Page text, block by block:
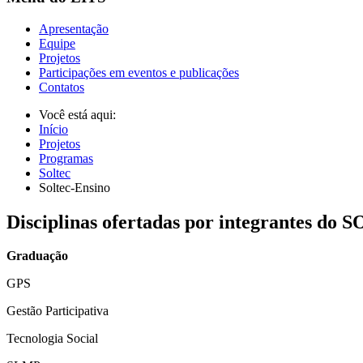
Apresentação
Equipe
Projetos
Participações em eventos e publicações
Contatos
Você está aqui:
Início
Projetos
Programas
Soltec
Soltec-Ensino
Disciplinas ofertadas por integrantes do
Graduação
GPS
Gestão Participativa
Tecnologia Social